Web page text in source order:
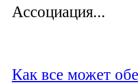
Ассоциация...
Как все может